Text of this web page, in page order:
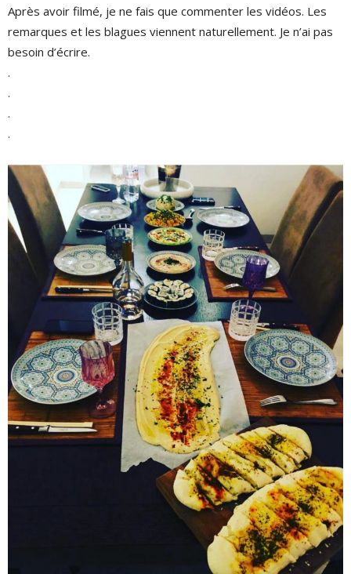
Après avoir filmé, je ne fais que commenter les vidéos. Les
remarques et les blagues viennent naturellement. Je n’ai pas
besoin d’écrire.
.
.
.
.